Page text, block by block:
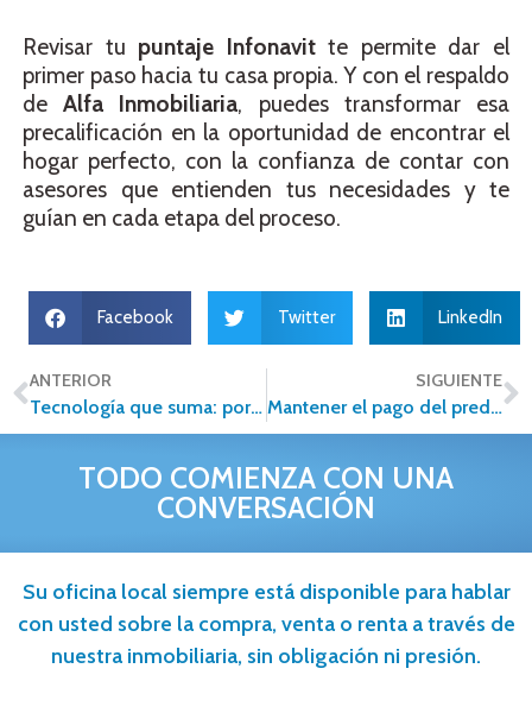
Revisar tu puntaje Infonavitte permite dar el
primer paso hacia tu casa propia. Y con el respaldo
deAlfa Inmobiliaria, puedes transformar esa
precalificación en la oportunidad de encontrar el
hogar perfecto, con la confianza de contar con
asesores que entienden tus necesidades y te
guían en cada etapa del proceso.
Facebook Twitter LinkedIn
ANTERIOR
Tecnología que suma: por qué las plataformas inmobiliarias son el mejor aliado para cerrar más ventas y rentas
SIGUIENTE
Mantener el pago del predial al día: una decisión inteligente para proteger tu patrimonio
TODO COMIENZA CON UNA
CONVERSACIÓN
Su oficina local siempre está disponible para hablar
con usted sobre la compra, venta o renta a través de
nuestra inmobiliaria, sin obligación ni presión.